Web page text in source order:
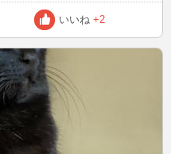
て更新します。
いいね +2